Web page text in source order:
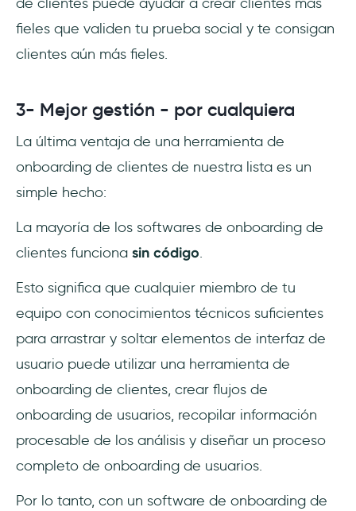
fieles que validen tu prueba social y te consigan
clientes aún más fieles.
3- Mejor gestión - por cualquiera
La última ventaja de una herramienta de
onboarding de clientes de nuestra lista es un
simple hecho:
La mayoría de los softwares de onboarding de
clientes funciona sin código.
Esto significa que cualquier miembro de tu
equipo con conocimientos técnicos suficientes
para arrastrar y soltar elementos de interfaz de
usuario puede utilizar una herramienta de
onboarding de clientes, crear flujos de
onboarding de usuarios, recopilar información
procesable de los análisis y diseñar un proceso
completo de onboarding de usuarios.
Por lo tanto, con un software de onboarding de